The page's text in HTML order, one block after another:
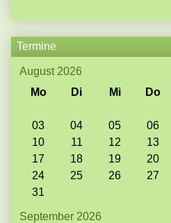
Termine
August 2026
Mo
Di Mi Do
03
04 05 06
10
11 12 13
17
18 19 20
24
25 26 27
31
September 2026